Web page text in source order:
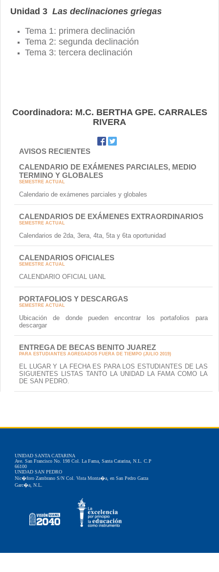
Unidad 3 Las declinaciones griegas
Tema 1: primera declinación
Tema 2: segunda declinación
Tema 3: tercera declinación
Coordinadora: M.C. BERTHA GPE. CARRALES
RIVERA
AVISOS RECIENTES
CALENDARIO DE EXÁMENES PARCIALES, MEDIO
TERMINO Y GLOBALES
SEMESTRE ACTUAL
Calendario de exámenes parciales y globales
CALENDARIOS DE EXÁMENES EXTRAORDINARIOS
SEMESTRE ACTUAL
Calendarios de 2da, 3era, 4ta, 5ta y 6ta oportunidad
CALENDARIOS OFICIALES
SEMESTRE ACTUAL
CALENDARIO OFICIAL UANL
PORTAFOLIOS Y DESCARGAS
SEMESTRE ACTUAL
Ubicación de donde pueden encontrar los portafolios para
descargar
ENTREGA DE BECAS BENITO JUAREZ
PARA ESTUDIANTES AGREGADOS FUERA DE TIEMPO (JULIO 2019)
EL LUGAR Y LA FECHA ES PARA LOS ESTUDIANTES DE LAS
SIGUIENTES LISTAS TANTO LA UNIDAD LA FAMA COMO LA
DE SAN PEDRO.
UNIDAD SANTA CATARINA
Ave. San Francisco No. 198 Col. La Fama, Santa Catarina, N.L. C.P
66100
UNIDAD SAN PEDRO
Nic�foro Zambrano S/N Col. Vista Monta�a, en San Pedro Garza
Garc�a, N.L.